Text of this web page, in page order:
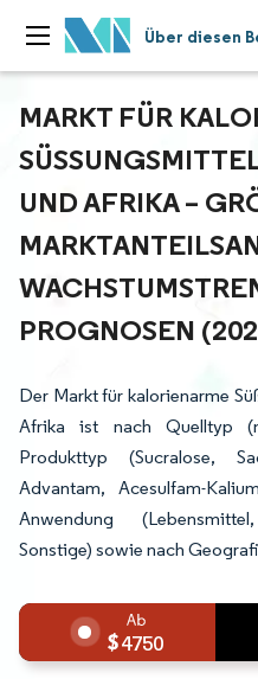
Über diesen
MARKT FÜR
ND AFRIKA –
OGNOSEN
Der Markt für kalorienarme
Afrika ist nach Quelltyp
Produkttyp (Sucralose,
Advantam, Acesulfam-
Anwendung
Sonstige) sowie nach
4750